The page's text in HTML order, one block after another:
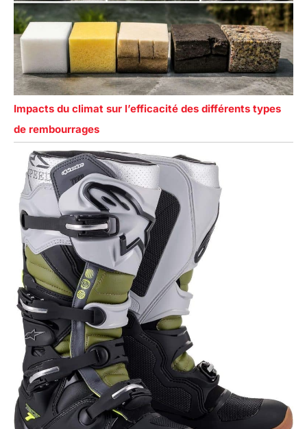
Impacts du climat sur l’efficacité des différents types
de rembourrages